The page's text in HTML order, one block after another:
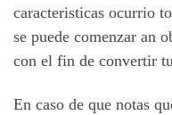
caracteristicas ocurrio
se puede comenzar an
con el fin de convertir
En caso de que notas